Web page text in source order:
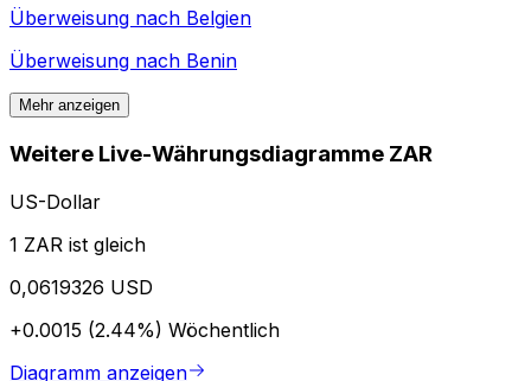
Überweisung nach Belgien
Überweisung nach Benin
Mehr anzeigen
Weitere Live-Währungsdiagramme ZAR
US-Dollar
1 ZAR ist gleich
0,0619326 USD
+0.0015 (2.44%) Wöchentlich
Diagramm anzeigen